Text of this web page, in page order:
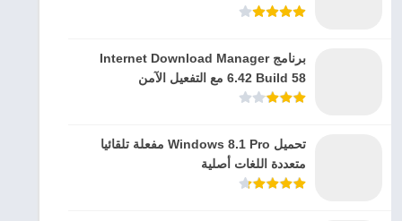
برنامج Internet Download Manager
6.42 Build 58 مع التفعيل الآمن
تحميل Windows 8.1 Pro مفعلة تلقائيا
متعددة اللغات أصلية